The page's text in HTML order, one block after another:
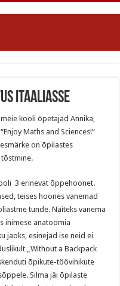
Itaaliasse
kooli õpetajad Annika,
Maths and Sciences!”
on õpilastes
3 erinevat õppehoonet.
teises hoones vanemad
tunde. Näiteks vanema
inimese anatoomia
jaoks, esinejad ise neid ei
„Without a Backpack
õpikute-töövihikute
Silma jäi õpilaste